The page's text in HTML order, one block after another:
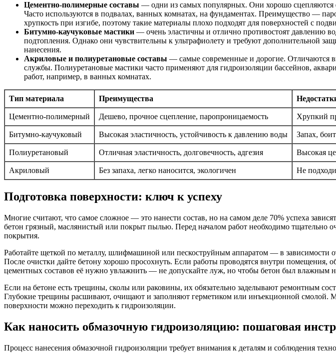
Цементно-полимерные составы — одни из самых популярных. Они хорошо сцепляются
Часто используются в подвалах, ванных комнатах, на фундаментах. Преимущество —
хрупкость при изгибе, поэтому такие материалы плохо подходят для поверхностей с
Битумно-каучуковые мастики — очень эластичны и отлично противостоят давлению
подтопления. Однако они чувствительны к ультрафиолету и требуют дополнительной
нанесения.
Акриловые и полиуретановые составы — самые современные и дорогие. Отличаются
службы. Полиуретановые мастики часто применяют для гидроизоляции бассейнов,
работ, например, в ванных комнатах.
Тип материала Преимущества
Цементно-полимерный Дешево, прочное сцепление, паропроницаемость Хрупкий
Битумно-каучуковый Высокая эластичность, устойчивость к давлению воды Запах,
Полиуретановый Отличная эластичность, долговечность, адгезия Высокая
Акриловый Без запаха, легко наносится, экологичен Не
Подготовка поверхности: ключ к успеху
Многие считают, что самое сложное — это нанести состав, но на самом деле 70% успеха
бетон грязный, маслянистый или покрыт пылью. Перед началом работ необходимо тщательно
покрытия.
Работайте щеткой по металлу, шлифмашиной или пескоструйным аппаратом — в зависимости
После очистки дайте бетону хорошо просохнуть. Если работы проводятся внутри
цементных составов её нужно увлажнить — не допускайте луж, но чтобы бетон был влажным
Если на бетоне есть трещины, сколы или раковины, их обязательно заделывают ремонтным
Глубокие трещины расшивают, очищают и заполняют герметиком или инъекционной смолой.
поверхности можно переходить к гидроизоляции.
Как наносить обмазочную гидроизоляцию: пошаговая
Процесс нанесения обмазочной гидроизоляции требует внимания к деталям и соблюдения